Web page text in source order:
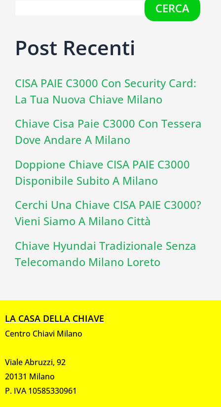
CERCA
Post Recenti
CISA PAIE C3000 Con Security Card:
La Tua Nuova Chiave Milano
Chiave Cisa Paie C3000 Con Tessera
Dove Andare A Milano
Doppione Chiave CISA PAIE C3000
Disponibile Subito A Milano
Cerchi Una Chiave CISA PAIE C3000?
Vieni Siamo A Milano Città
Chiave Hyundai Tradizionale Senza
Telecomando Milano Loreto
LA CASA DELLA CHIAVE
Centro Chiavi Milano
Viale Abruzzi, 92
20131 Milano
P. IVA 10585330961